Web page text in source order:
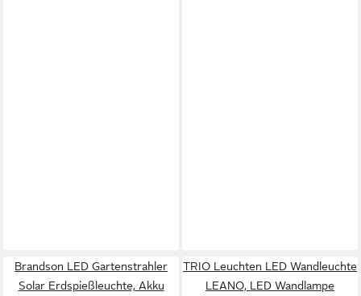
Brandson LED Gartenstrahler
Solar Erdspießleuchte, Akku
TRIO Leuchten LED Wandleuchte
LEANO, LED Wandlampe